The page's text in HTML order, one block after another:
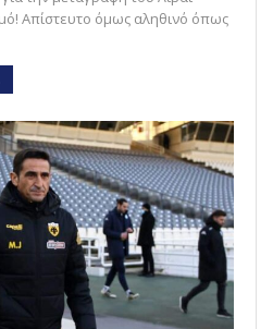
Απίστευτο όμως αληθινό όπως